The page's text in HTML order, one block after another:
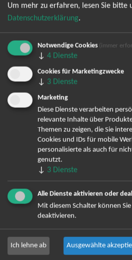
Bereits angemeldet? Hier können Sie
TOP-Events
André Rieu Tickets
David Garrett Tickets
Andrea Berg Tickets
Backstreet Boys Tickets
Unheilig Tickets
Santiano Tickets
Ina Müller Tickets
Bryan Adams Tickets
Andreas Gabalier Tickets
Die Fantastischen Vier Tickets
Um mehr zu erfahren, lesen Sie bitte
Datenschutzerklärung.
Notwendige Cookies (immer
↓ 4 Dienste
Cookies für Marketingzwecke
↓ 3 Dienste
Marketing
Diese Dienste verarbeiten
relevante Inhalte über
Themen zu zeigen, die Sie
Cookies und IDs für mobile
personalisierte als auch für
genutzt.
↓ 3 Dienste
Alle Dienste aktivieren oder
Mit diesem Schalter können
deaktivieren.
Ich lehne ab Ausgewählte